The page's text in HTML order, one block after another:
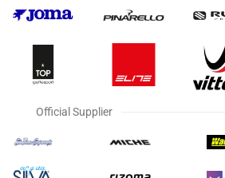
Official Supplier